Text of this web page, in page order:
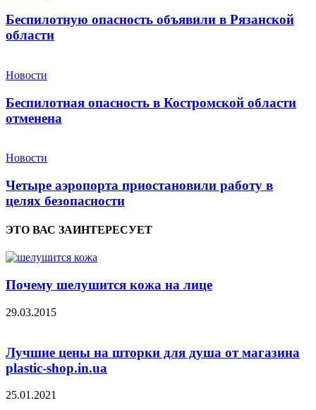
Беспилотную опасность объявили в Рязанской
области
Новости
Беспилотная опасность в Костромской области
отменена
Новости
Четыре аэропорта приостановили работу в
целях безопасности
ЭТО ВАС ЗАИНТЕРЕСУЕТ
Почему шелушится кожа на лице
29.03.2015
Лучшие цены на шторки для душа от магазина
plastic-shop.in.ua
25.01.2021